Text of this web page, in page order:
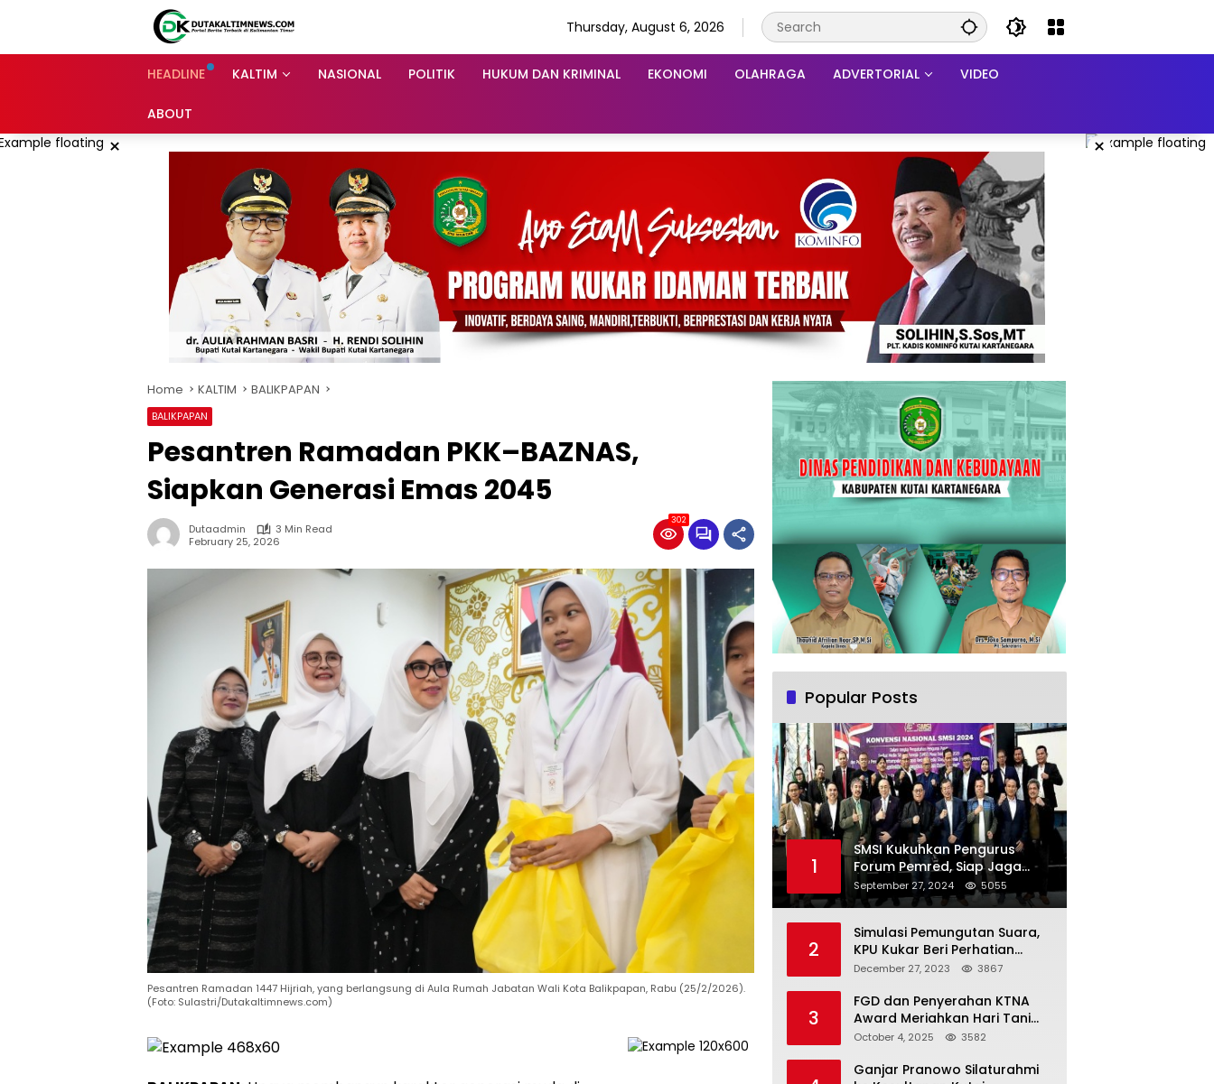
Thursday, August 6, 2026
HEADLINE KALTIM NASIONAL POLITIK HUKUM DAN KRIMINAL EKONOMI OLAHRAGA ADVERTORIAL VIDEO
ABOUT
× ×
Home KALTIM BALIKPAPAN
BALIKPAPAN
Pesantren Ramadan PKK–BAZNAS,
Siapkan Generasi Emas 2045
Dutaadmin
3 Min Read
February 25, 2026
302
Pesantren Ramadan 1447 Hijriah, yang berlangsung di Aula Rumah Jabatan Wali Kota Balikpapan, Rabu (25/2/2026).
(Foto: Sulastri/Dutakaltimnews.com)
Popular Posts
1
SMSI Kukuhkan Pengurus
Forum Pemred, Siap Jaga
Kualitas Media Daring di
Indonesia
September 27, 2024 5055
2
Simulasi Pemungutan Suara,
KPU Kukar Beri Perhatian
Penyandang Disabilitas
December 27, 2023 3867
3
FGD dan Penyerahan KTNA
Award Meriahkan Hari Tani
Nasional di Kukar
October 4, 2025 3582
Ganjar Pranowo Silaturahmi